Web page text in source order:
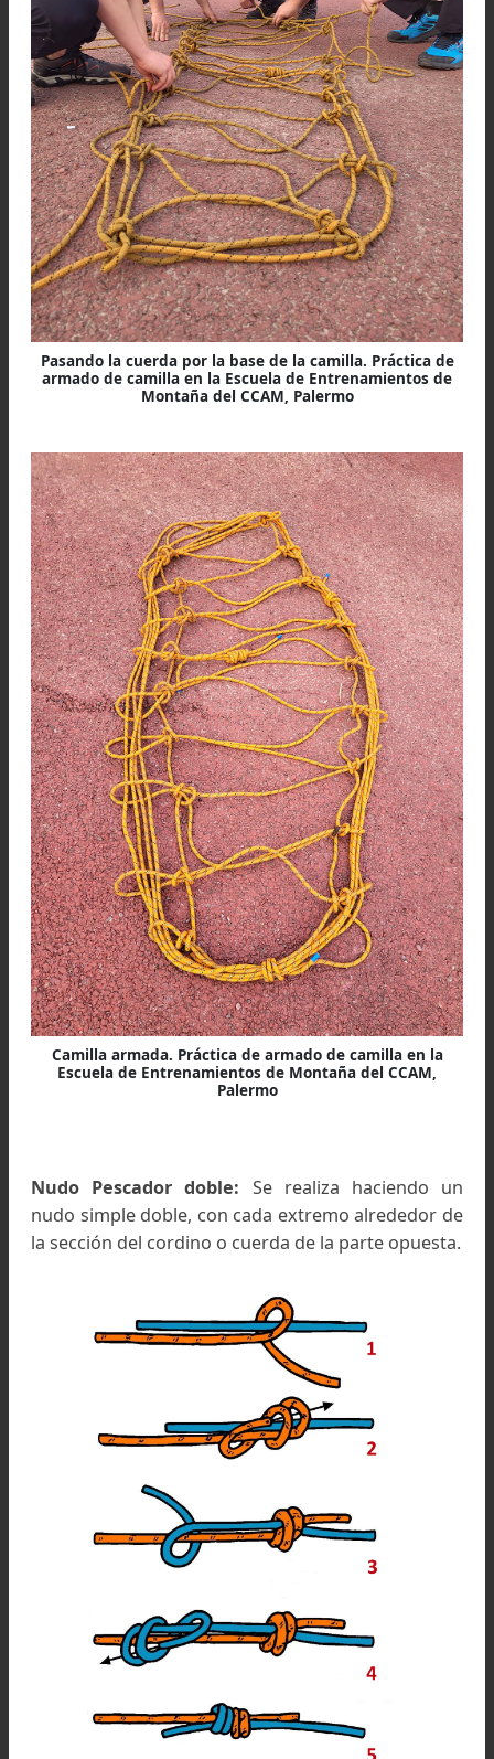
cada lado hacer un pescador doble (ver abajo).
Figura 3: Con la cuerda restante insertar a través de
lazo la cuerda alrededor de la camilla
Pasando la cuerda por la base de la camilla. Práctica